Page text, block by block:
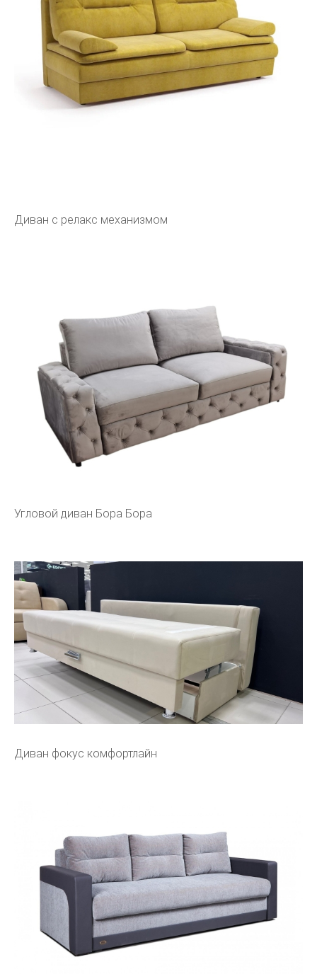
Диван с релакс механизмом
Угловой диван Бора Бора
Диван фокус комфортлайн